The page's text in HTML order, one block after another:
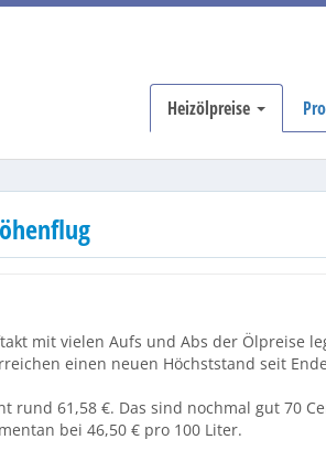
Heizölpreise
mit vielen Aufs und Abs der Ölpreise
einen neuen Höchststand seit
rund 61,58 €. Das sind nochmal gut 70
bei 46,50 € pro 100 Liter.